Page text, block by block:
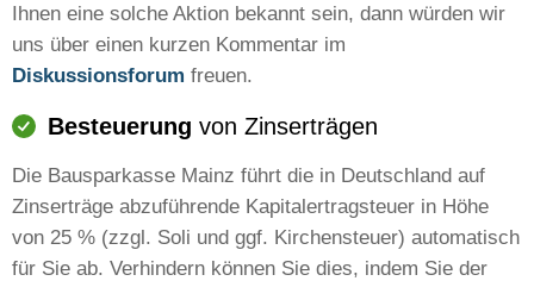
Ihnen eine solche Aktion bekannt sein, dann würden wir
uns über einen kurzen Kommentar im
Diskussionsforum freuen.
Besteuerung von Zinserträgen
Die Bausparkasse Mainz führt die in Deutschland auf
Zinserträge abzuführende Kapitalertragsteuer in Höhe
von 25 % (zzgl. Soli und ggf. Kirchensteuer) automatisch
für Sie ab. Verhindern können Sie dies, indem Sie der